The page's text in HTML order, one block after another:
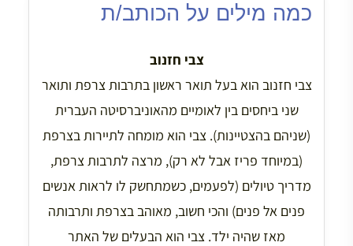
כמה מילים על הכותב/ת
צבי חזנוב
צבי חזנוב הוא בעל תואר ראשון בתרבות צרפת ותואר
שני ביחסים בין לאומיים מהאוניברסיטה העברית
(שניהם בהצטיינות). צבי הוא מומחה לתיירות בצרפת
(במיוחד פריז אבל לא רק), מרצה לתרבות צרפת,
מדריך טיולים (לפעמים, כשמתחשק לו לראות אנשים
פנים אל פנים) והכי חשוב, מאוהב בצרפת ותרבותה
מאז שהיה ילד. צבי הוא הבעלים של האתר